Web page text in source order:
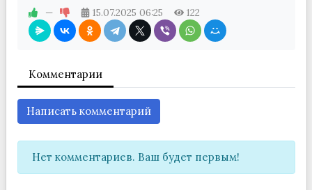
— 15.07.2025 06:25 122
Комментарии
Написать комментарий
Нет комментариев. Ваш будет первым!